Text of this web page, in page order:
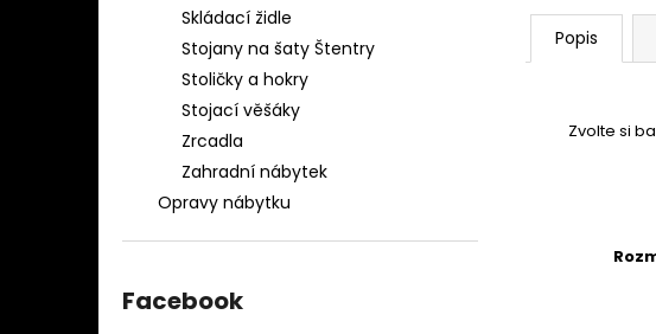
Skládací židle
Stojany na šaty Štentry
Stoličky a hokry
Stojací věšáky
Zrcadla
Zahradní nábytek
Opravy nábytku
Facebook
Popis
Zvolte si